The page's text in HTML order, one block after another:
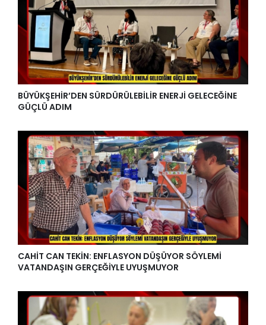
BÜYÜKŞEHİR’DEN SÜRDÜRÜLEBİLİR ENERJİ GELECEĞİNE
GÜÇLÜ ADIM
CAHİT CAN TEKİN: ENFLASYON DÜŞÜYOR SÖYLEMİ
VATANDAŞIN GERÇEĞİYLE UYUŞMUYOR